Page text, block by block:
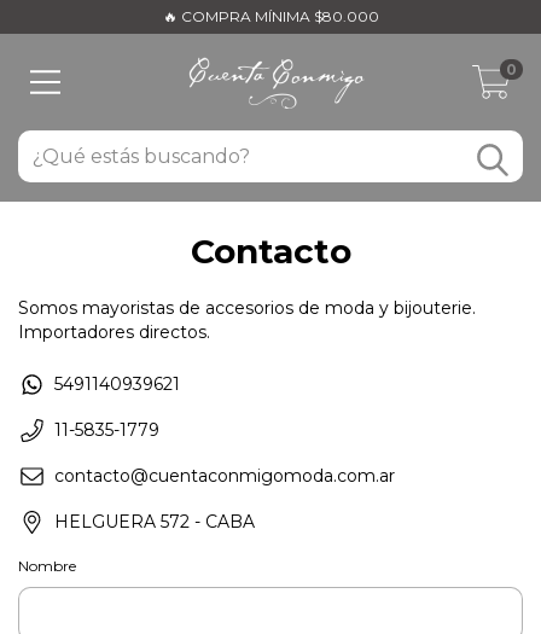
🔥 COMPRA MÍNIMA $80.000
0
Contacto
Somos mayoristas de accesorios de moda y bijouterie.
Importadores directos.
5491140939621
11-5835-1779
contacto@cuentaconmigomoda.com.ar
HELGUERA 572 - CABA
Nombre